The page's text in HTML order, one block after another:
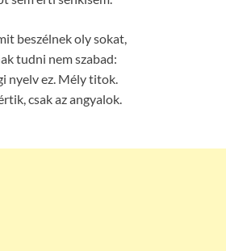
beszélnek oly sokat,
tudni nem szabad:
nyelv ez. Mély titok.
csak az angyalok.